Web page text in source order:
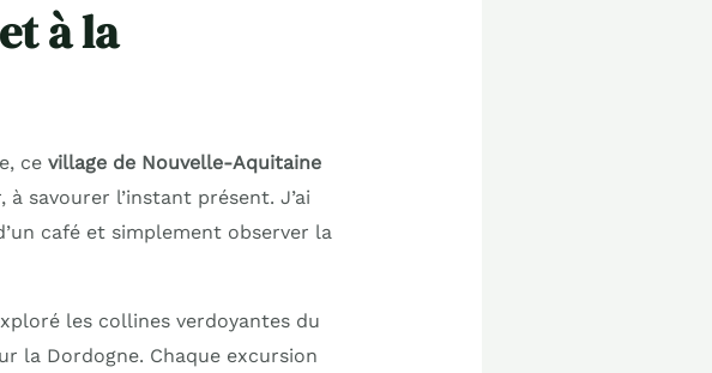
à la
ce village de Nouvelle-Aquitaine
savourer l’instant présent. J’ai
café et simplement observer la
les collines verdoyantes du
la Dordogne. Chaque excursion